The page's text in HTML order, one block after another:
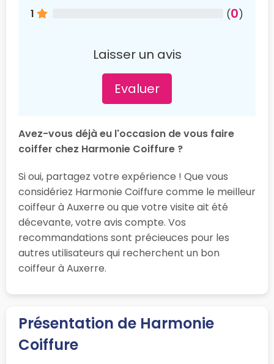
1
(0)
Laisser un avis
Evaluer
Avez-vous déjà eu l'occasion de vous faire
coiffer chez Harmonie Coiffure ?
Si oui, partagez votre expérience ! Que vous
considériez Harmonie Coiffure comme le meilleur
coiffeur à Auxerre ou que votre visite ait été
décevante, votre avis compte. Vos
recommandations sont précieuces pour les
autres utilisateurs qui recherchent un bon
coiffeur à Auxerre.
Présentation de Harmonie
Coiffure